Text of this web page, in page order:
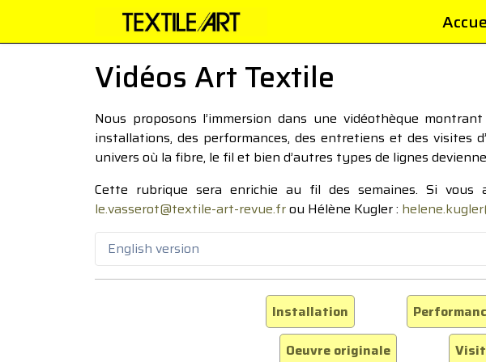
Vidéos Art Textile
Nous proposons l’immersion dans une vidéothèque
installations, des performances, des entretiens et des visites
univers où la fibre, le fil et bien d’autres types de lignes
Cette rubrique sera enrichie au fil des semaines. Si vous
le.vasserot@textile-art-revue.frou Hélène Kugler :
English version
Installation
Oeuvre originale